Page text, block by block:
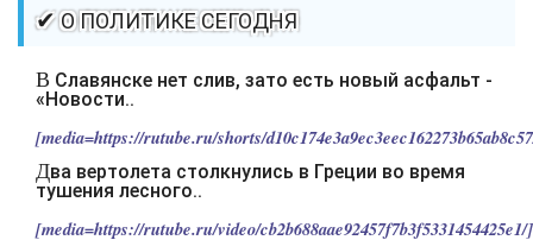
-- Самое большое богатство — это ум. Самая большая нищета —
глупость. Из всех страхов самый пугающий — самолюбование.
-- Лучшее, что можно сделать с хорошим советом, это пропустить его
мимо ушей. Он никогда не бывает полезен никому, кроме того, кто его
-- Люблю давать советы и очень не люблю, когда их дают мне.
✔ О ПОЛИТИКЕ СЕГОДНЯ
В Славянске нет слив, зато есть новый асфальт -
«Новости..
[media=https://rutube.ru/shorts/
Два вертолета столкнулись в Греции во время
тушения лесного..
[media=https://rutube.ru/video/